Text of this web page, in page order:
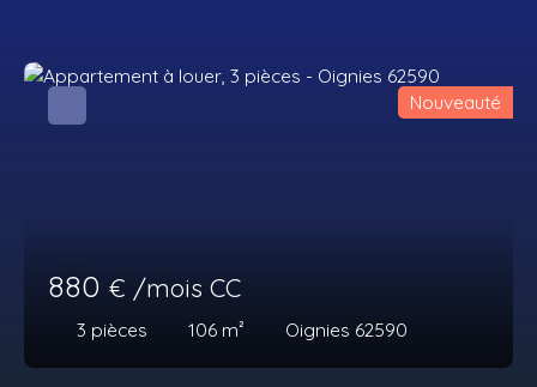
880 € /mois CC
3 pièces 106 m² Oignies 62590
Nouveauté